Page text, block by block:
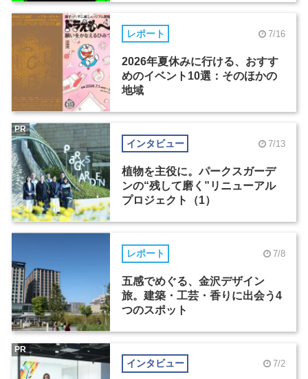
レポート 7/16
2026年夏休みに行ける、おすす
めのイベント10選：そのほかの
地域
インタビュー 7/13
植物を主役に。パークスガーデ
ンの“残して磨く”リニューアル
プロジェクト（1）
PR
レポート 7/8
五感でめぐる、金沢デザイン
旅。建築・工芸・香りに出会う4
つのスポット
インタビュー 7/2
PR